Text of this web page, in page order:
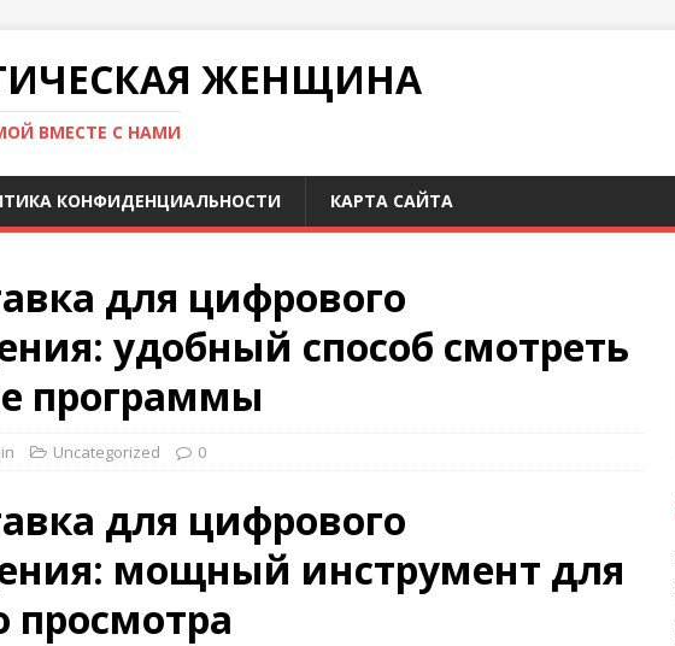
ЖЕНЩИНА
ВМЕСТЕ С НАМИ
КОНФИДЕНЦИАЛЬНОСТИ КАРТА САЙТА
для цифрового
удобный способ смотреть
программы
Uncategorized 0
для цифрового
мощный инструмент для
просмотра